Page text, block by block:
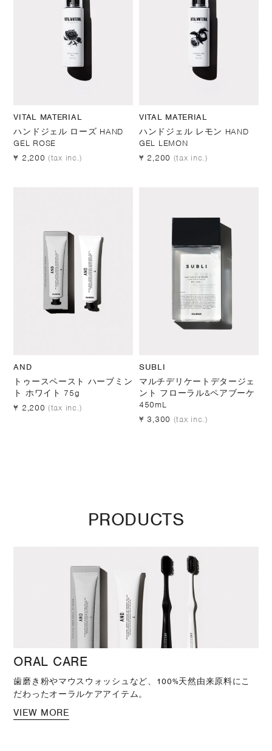
VITAL MATERIAL
ハンドジェル ローズ HAND
GEL ROSE
¥ 2,200 (tax inc.)
VITAL MATERIAL
ハンドジェル レモン HAND
GEL LEMON
¥ 2,200 (tax inc.)
AND
トゥースペースト ハーブミン
ト ホワイト 75g
¥ 2,200 (tax inc.)
SUBLI
マルチデリケートデタージェ
ント フローラル&ペアブーケ
450mL
¥ 3,300 (tax inc.)
PRODUCTS
ORAL CARE
歯磨き粉やマウスウォッシュなど、100%天然由来原料にこ
だわったオーラルケアアイテム。
VIEW MORE